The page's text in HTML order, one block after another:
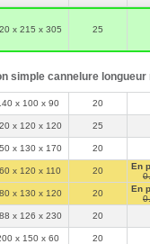
Il est toutefois
site de La Poste.
x 215 x 305 25
simple cannelure longueur
x 100 x 90 20
x 120 x 120 25
x 130 x 170 20
x 120 x 110 20
En
x 130 x 120 20
En
x 126 x 230 20
x 150 x 60 20